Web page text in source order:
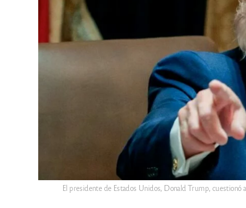
El presidente de Estados Unidos, Donald Trump, cuestionó